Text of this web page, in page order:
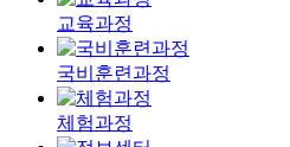
교육과정
국비훈련과정
체험과정